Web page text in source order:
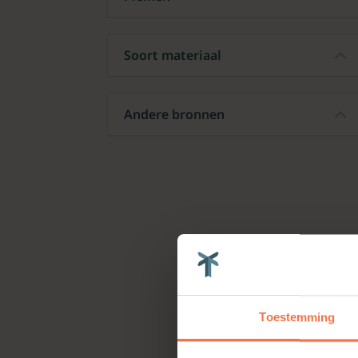
Toestemming
Soort materiaal
Andere bronnen